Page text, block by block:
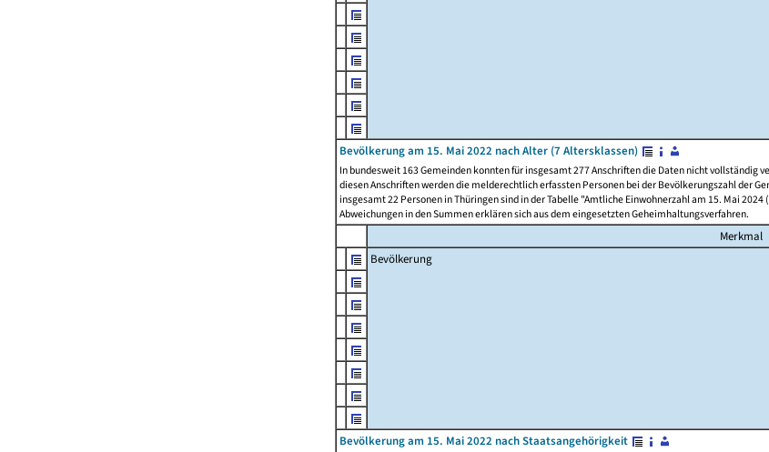
Bevölkerung am 15. Mai 2022 nach Alter (7 Altersklassen)
In bundesweit 163 Gemeinden konnten für insgesamt 277 Anschriften die Daten nicht
diesen Anschriften werden die melderechtlich erfassten Personen bei der Bevölkerungszahl der
insgesamt 22 Personen in Thüringen sind in der Tabelle "Amtliche Einwohnerzahl am 15. Mai
Abweichungen in den Summen erklären sich aus dem eingesetzten Geheimhaltungsverfahren.
Merkmal
Bevölkerung
Bevölkerung am 15. Mai 2022 nach Staatsangehörigkeit